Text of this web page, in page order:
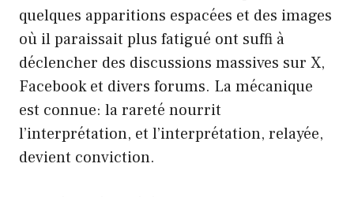
quelques apparitions espacées et des images
où il paraissait plus fatigué ont suffi à
déclencher des discussions massives sur X,
Facebook et divers forums. La mécanique
est connue: la rareté nourrit
l’interprétation, et l’interprétation, relayée,
devient conviction.